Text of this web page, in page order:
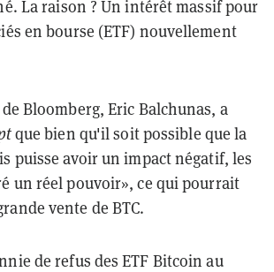
La raison ? Un intérêt massif pour
en bourse (ETF) nouvellement
Bloomberg, Eric Balchunas, a
que bien qu'il soit possible que la
puisse avoir un impact négatif, les
un réel pouvoir», ce qui pourrait
vente de BTC.
de refus des ETF Bitcoin au